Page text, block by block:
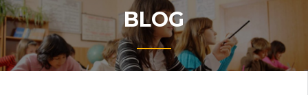
BLOG